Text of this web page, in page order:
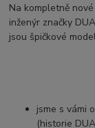
Na kompletně
inženýr značky
jsou špičkové
jsme s vámi
(historie